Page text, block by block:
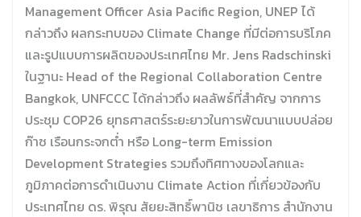
Management Officer Asia Pacific Region, UNEP ได้
กล่าวถึง ผลกระทบของ Climate Change ที่มีต่อการบริโภค
และรูปแบบการผลิตของประเทศไทย Mr. Jens Radschinski
ในฐานะ Head of the Regional Collaboration Centre
Bangkok, UNFCCC ได้กล่าวถึง ผลลัพธ์ที่สำคัญ จากการ
ประชุม COP26 ยุทธศาสตร์ระยะยาวในการพัฒนาแบบปล่อย
ก๊าซ เรือนกระจกต่ำ หรือ Long-term Emission
Development Strategies รวมถึงทิศทางของโลกและ
ภูมิภาคต่อการดำเนินงาน Climate Action ที่เกี่ยวข้องกับ
ประเทศไทย ดร. พิรุณ สัยยะสิทธิ์พานิช เลขาธิการ สำนักงาน